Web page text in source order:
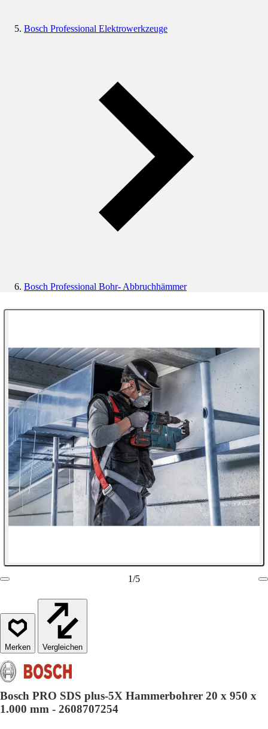
Bosch Professional Elektrowerkzeuge
Bosch Professional Bohr- Abbruchhämmer
1/5
Vergleichen
Bosch PRO SDS plus-5X Hammerbohrer 20 x 950 x
1.000 mm - 2608707254